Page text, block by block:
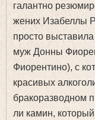
галантно
жених Изабеллы
просто
муж Донны
Фиорентино), с
красивых
бракоразводном
ли камин,